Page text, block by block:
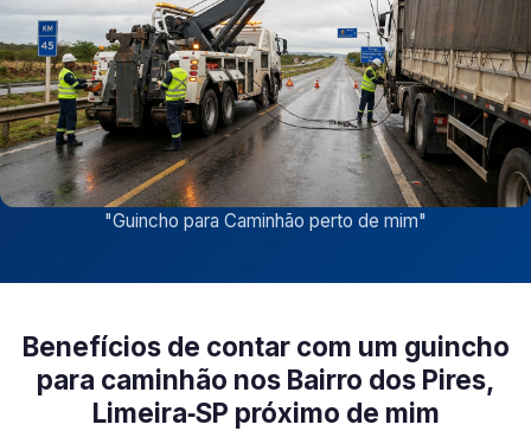
"Guincho para Caminhão perto de mim"
Benefícios de contar com um guincho
para caminhão nos Bairro dos Pires,
Limeira‑SP próximo de mim